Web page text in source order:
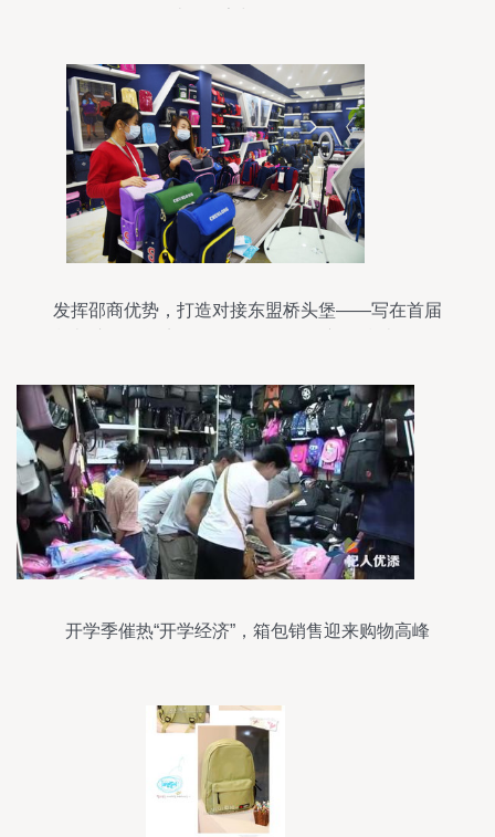
发挥邵商优势，打造对接东盟桥头堡——写在首届
开学季催热“开学经济”，箱包销售迎来购物高峰